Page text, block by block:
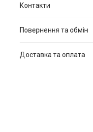
Контакти
Повернення та обмін
Доставка та оплата